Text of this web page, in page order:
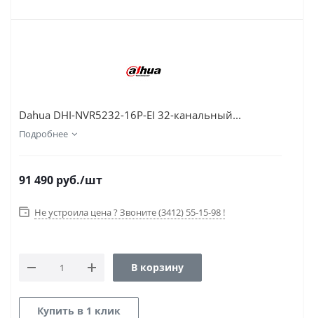
Dahua DHI-NVR5232-16P-EI 32-канальный...
Подробнее
91 490 руб./шт
Не устроила цена ? Звоните (3412) 55-15-98 !
В корзину
Купить в 1 клик